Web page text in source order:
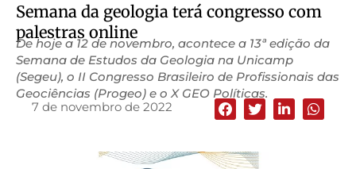
Semana da geologia terá congresso com
palestras online
De hoje a 12 de novembro, acontece a 13ª edição da
Semana de Estudos da Geologia na Unicamp
(Segeu), o II Congresso Brasileiro de Profissionais das
Geociências (Progeo) e o X GEO Políticas.
7 de novembro de 2022